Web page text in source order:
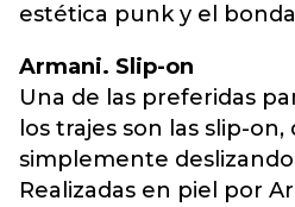
estética punk y el
Armani. Slip-on
Una de las preferidas
los trajes son las slip-
simplemente
Realizadas en piel por